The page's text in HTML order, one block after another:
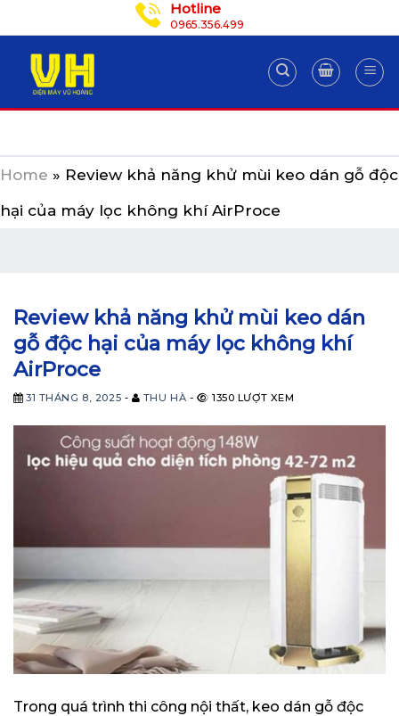
to
content
Hotline
0965.356.499
Home » Review khả năng khử mùi keo dán gỗ độc
hại của máy lọc không khí AirProce
Review khả năng khử mùi keo dán
gỗ độc hại của máy lọc không khí
AirProce
31 THÁNG 8, 2025 - THU HÀ - 1350 LƯỢT XEM
Trong quá trình thi công nội thất, keo dán gỗ độc